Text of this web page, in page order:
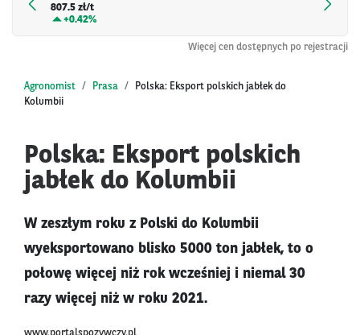
807.5 zł/t
+0.42%
Więcej cen dostępnych po rejestracji
Agronomist Prasa
Polska: Eksport polskich jabłek do
Kolumbii
Polska: Eksport polskich
jabłek do Kolumbii
W zeszłym roku z Polski do Kolumbii
wyeksportowano blisko 5000 ton jabłek, to o
połowę więcej niż rok wcześniej i niemal 30
razy więcej niż w roku 2021.